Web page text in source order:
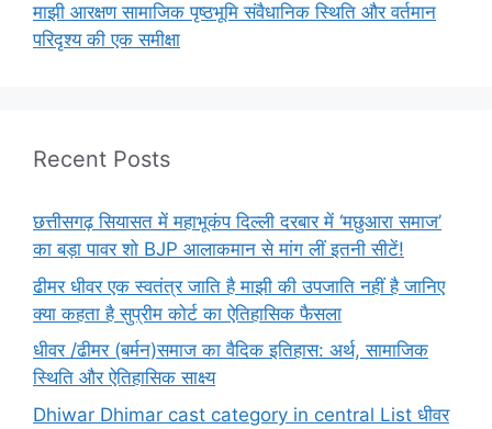
माझी आरक्षण सामाजिक पृष्ठभूमि संवैधानिक स्थिति और वर्तमान
परिदृश्य की एक समीक्षा
Recent Posts
छत्तीसगढ़ सियासत में महाभूकंप दिल्ली दरबार में ‘मछुआरा समाज’
का बड़ा पावर शो BJP आलाकमान से मांग लीं इतनी सीटें!
ढीमर धीवर एक स्वतंत्र जाति है माझी की उपजाति नहीं है जानिए
क्या कहता है सुप्रीम कोर्ट का ऐतिहासिक फैसला
धीवर /ढीमर (बर्मन)समाज का वैदिक इतिहास: अर्थ, सामाजिक
स्थिति और ऐतिहासिक साक्ष्य
Dhiwar Dhimar cast category in central List धीवर